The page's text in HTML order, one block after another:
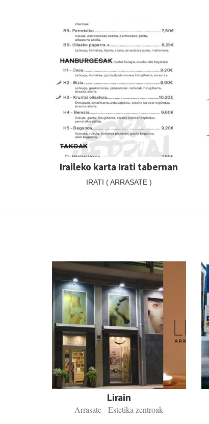
Iraileko karta Irati tabernan
IRATI ( ARRASATE )
Lirain
Arrasate - Estetika zentroak